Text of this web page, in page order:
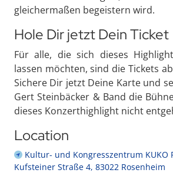
gleichermaßen begeistern wird.
Hole Dir jetzt Dein Ticket
Für alle, die sich dieses
lassen möchten, sind die Tickets
Sichere Dir jetzt Deine Karte und
Gert Steinbäcker & Band die
dieses Konzerthighlight nicht
Location
Kultur- und Kongresszentrum KUKO
Kufsteiner Straße 4, 83022 Rosenheim